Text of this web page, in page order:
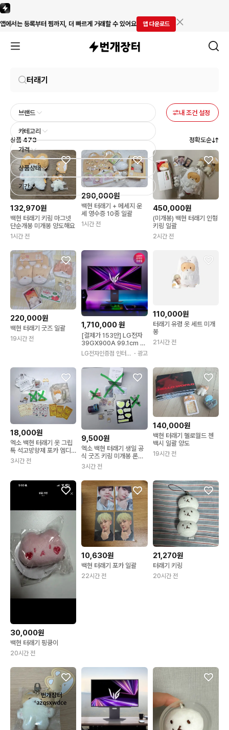
앱에서는 등록부터 찜까지, 더 빠르게 거래할 수 있어요 앱 다운로드
브랜드
카테고리
가격
상품상태
기간
내 조건 설정
상품 473 정확도순
132,970원
백현 터래기 키링 마그넷
단순개봉 미개봉 양도해요
1시간 전
290,000원
백현 터래기 + 메세지 운
세 영수증 10종 일괄
1시간 전
450,000원
(미개봉) 백현 터래기 인형
키링 일괄
2시간 전
220,000원
백현 터래기 굿즈 일괄
19시간 전
1,710,000원
[결제가 153만] LG전자
39GX900A 99.1cm O
LED WQHD 240Hz 80
0R 울트라기어 게이밍모
니터
LG전자인증점 인터넷 ・광고
110,000원
터래기 유령 옷 세트 미개
봉
21시간 전
18,000원
엑소 백현 터래기 옷 그립
톡 석고방향제 포카 엠디
굿즈 원가이하 양도 판매
3시간 전
9,500원
엑소 백현 터래기 생일 공
식 굿즈 키링 미개봉 론스
달라이트 콘서트 스티커
마스킹테이프 굿즈엠디 양
도 판매 탈덕 처분
3시간 전
140,000원
백현 터래기 헬로월드 첸
백시 일괄 양도
19시간 전
30,000원
백현 터래기 핑큥이
20시간 전
10,630원
백현 터래기 포카 일괄
22시간 전
21,270원
터래기 키링
20시간 전